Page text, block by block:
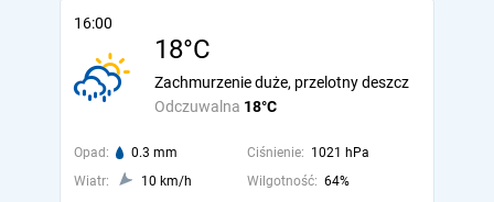
16:00
18°C
Odczuwalna 18°C
Zachmurzenie duże, przelotny deszcz
Opad: 0.3 mm Ciśnienie: 1021 hPa
Wiatr:
10 km/h Wilgotność: 64%